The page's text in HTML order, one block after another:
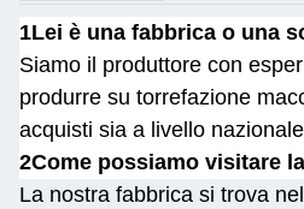
1Lei è una fabbrica o una
Siamo il produttore con
produrre su torrefazione
acquisti sia a livello
2Come possiamo visitare
La nostra fabbrica si trova